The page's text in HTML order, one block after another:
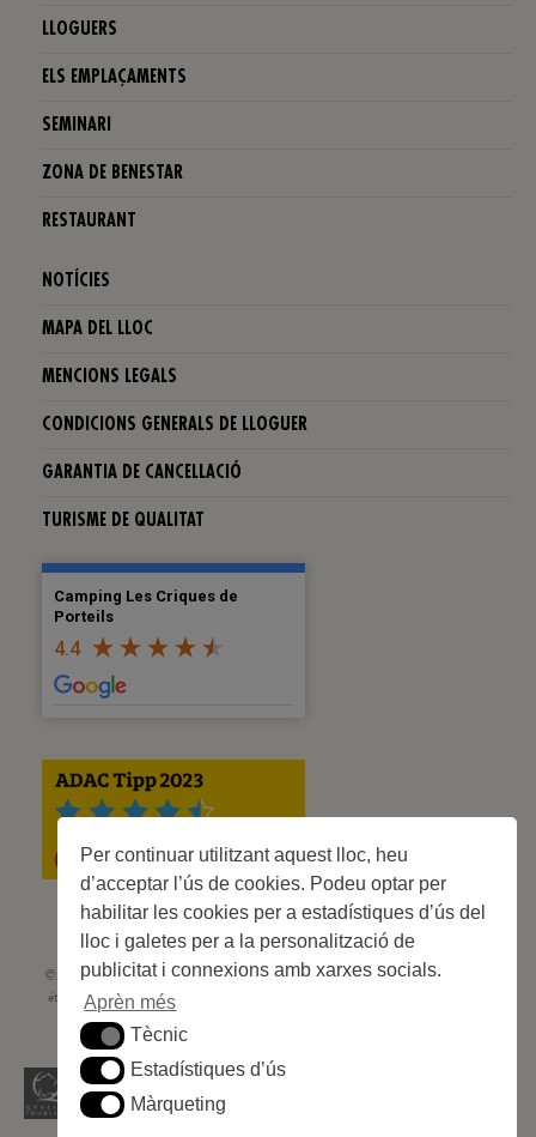
Per continuar utilitzant aquest lloc, heu
d’acceptar l’ús de cookies. Podeu optar per
habilitar les cookies per a estadístiques d’ús del
lloc i galetes per a la personalització de
publicitat i connexions amb xarxes socials.
Aprèn més
TècnicTècnic
Estadístiques d’ús
Estadístiques d’ús
MàrquetingMàrqueting
LLOGUERS
ELS EMPLAÇAMENTS
SEMINARI
ZONA DE BENESTAR
RESTAURANT
NOTÍCIES
MAPA DEL LLOC
MENCIONS LEGALS
CONDICIONS GENERALS DE LLOGUER
GARANTIA DE CANCELLACIÓ
TURISME DE QUALITAT
Camping Les Criques de
Porteils
4.4
©2023 Les Criques de Porteils | SIRET: 539 925 636 00026 - Classement 5
étoiles Tourisme N° C66-001852-002 du 5 août 2021 - 247 Emplacements